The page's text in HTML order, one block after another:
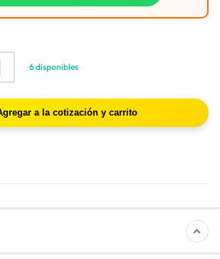
6 disponibles